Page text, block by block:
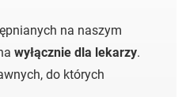
na naszym
wyłącznie dla lekarzy.
do których